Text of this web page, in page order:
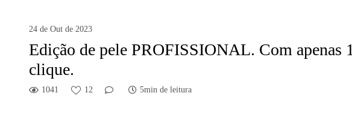
24 de Out de 2023
Edição de pele PROFISSIONAL. Com apenas 1
clique.
1041 12 5min de leitura